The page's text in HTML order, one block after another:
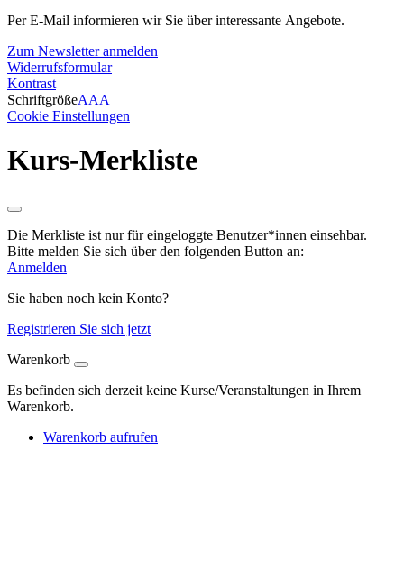
Per E-Mail informieren wir Sie über interessante Angebote.
Zum Newsletter anmelden
Widerrufsformular
Kontrast
SchriftgrößeAAA
Cookie Einstellungen
Kurs-Merkliste
Die Merkliste ist nur für eingeloggte Benutzer*innen einsehbar.
Bitte melden Sie sich über den folgenden Button an:
Anmelden
Sie haben noch kein Konto?
Registrieren Sie sich jetzt
Warenkorb
Es befinden sich derzeit keine Kurse/Veranstaltungen in Ihrem
Warenkorb.
Warenkorb aufrufen